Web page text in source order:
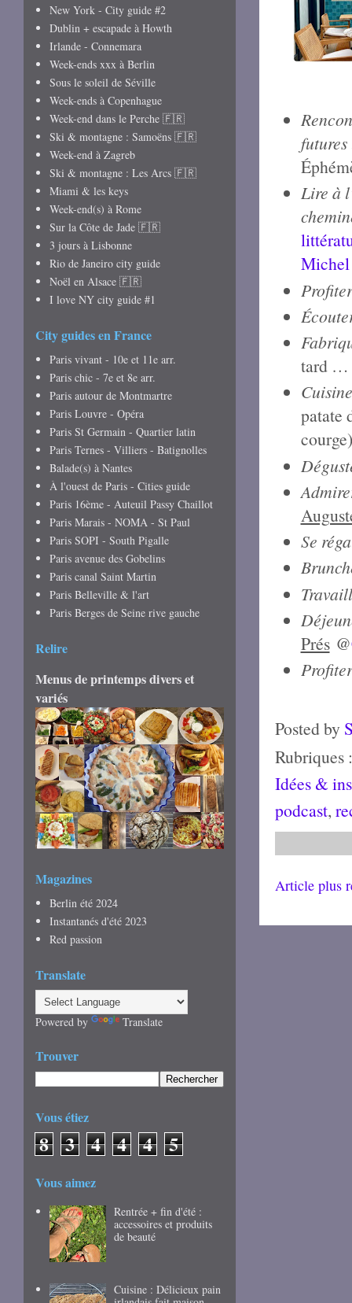
Lire à
Michel
tard
patate
courge)
Se
Prés@
Posted by
Rubriques
Idées &
podcast,
Article plus
New York - City guide #2
Dublin + escapade à Howth
Irlande - Connemara
Week-ends xxx à Berlin
Sous le soleil de Séville
Week-ends à Copenhague
Week-end dans le Perche 🇫🇷
Ski & montagne : Samoëns 🇫🇷
Week-end à Zagreb
Ski & montagne : Les Arcs 🇫🇷
Miami & les keys
Week-end(s) à Rome
Sur la Côte de Jade 🇫🇷
3 jours à Lisbonne
Rio de Janeiro city guide
Noël en Alsace 🇫🇷
I love NY city guide #1
City guides en France
Paris vivant - 10e et 11e arr.
Paris chic - 7e et 8e arr.
Paris autour de Montmartre
Paris Louvre - Opéra
Paris St Germain - Quartier latin
Paris Ternes - Villiers - Batignolles
Balade(s) à Nantes
À l'ouest de Paris - Cities guide
Paris 16ème - Auteuil Passy Chaillot
Paris Marais - NOMA - St Paul
Paris SOPI - South Pigalle
Paris avenue des Gobelins
Paris canal Saint Martin
Paris Belleville & l'art
Paris Berges de Seine rive gauche
Relire
Menus de printemps divers et
variés
Magazines
Berlin été 2024
Instantanés d'été 2023
Red passion
Translate
Powered by Translate
Trouver
Vous étiez
8 3 4 4 4 5
Vous aimez
Rentrée + fin d'été :
accessoires et produits
de beauté
Cuisine : Délicieux pain